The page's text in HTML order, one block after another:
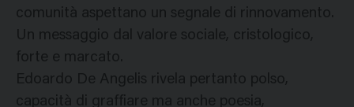
comunità aspettano un segnale di rinnovamento.
Un messaggio dal valore sociale, cristologico,
forte e marcato.
Edoardo De Angelis rivela pertanto polso,
capacità di graffiare ma anche poesia,